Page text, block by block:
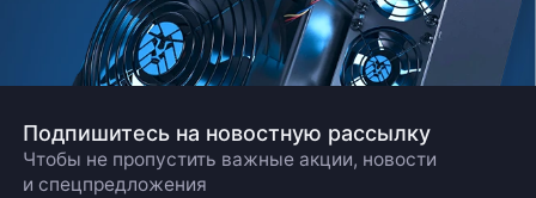
Подпишитесь на новостную рассылку
Чтобы не пропустить важные акции, новости
и спецпредложения